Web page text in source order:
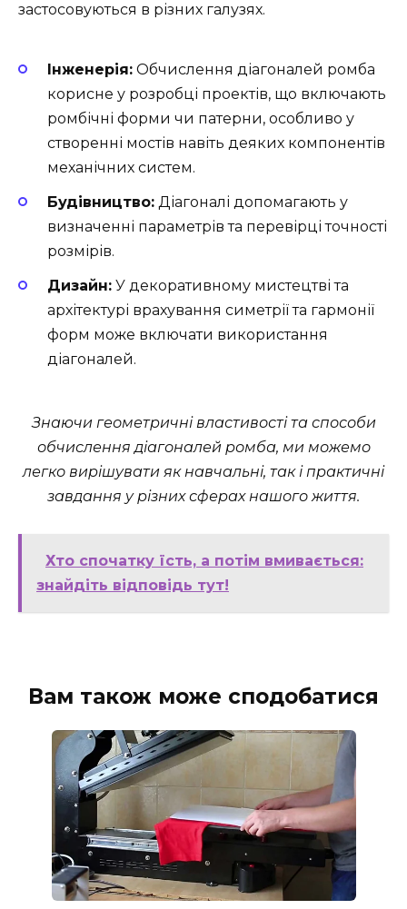
застосовуються в різних галузях.
Інженерія: Обчислення діагоналей ромба
корисне у розробці проектів, що включають
ромбічні форми чи патерни, особливо у
створенні мостів навіть деяких компонентів
механічних систем.
Будівництво: Діагоналі допомагають у
визначенні параметрів та перевірці точності
розмірів.
Дизайн: У декоративному мистецтві та
архітектурі врахування симетрії та гармонії
форм може включати використання
діагоналей.
Знаючи геометричні властивості та способи
обчислення діагоналей ромба, ми можемо
легко вирішувати як навчальні, так і практичні
завдання у різних сферах нашого життя.
Хто спочатку їсть, а потім вмивається:
знайдіть відповідь тут!
Вам також може сподобатися